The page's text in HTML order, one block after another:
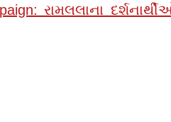
રામલલાના